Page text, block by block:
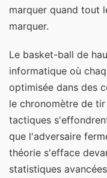
marquer quand tout
marquer.
Le basket-ball de
informatique où
optimisée dans des
le chronomètre de
tactiques
que l'adversaire
théorie s'efface
statistiques